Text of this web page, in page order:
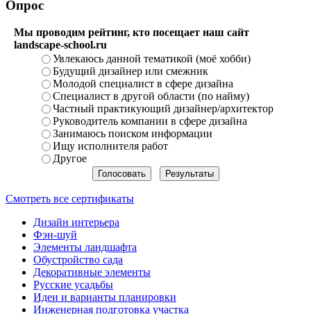
Опрос
Мы проводим рейтинг, кто посещает наш сайт
landscape-school.ru
Увлекаюсь данной тематикой (моё хобби)
Будущий дизайнер или смежник
Молодой специалист в сфере дизайна
Специалист в другой области (по найму)
Частный практикующий дизайнер/архитектор
Руководитель компании в сфере дизайна
Занимаюсь поиском информации
Ищу исполнителя работ
Другое
Смотреть все сертификаты
Дизайн интерьера
Фэн-шуй
Элементы ландшафта
Обустройство сада
Декоративные элементы
Русские усадьбы
Идеи и варианты планировки
Инженерная подготовка участка